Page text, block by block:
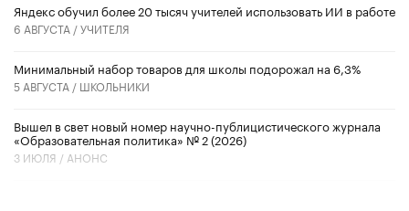
​Яндекс обучил более 20 тысяч учителей использовать ИИ в работе
6 АВГУСТА /УЧИТЕЛЯ
Минимальный набор товаров для школы подорожал на 6,3%
5 АВГУСТА / ШКОЛЬНИКИ
Вышел в свет новый номер научно-публицистического журнала
«Образовательная политика» № 2 (2026)
3 ИЮЛЯ / АНОНС